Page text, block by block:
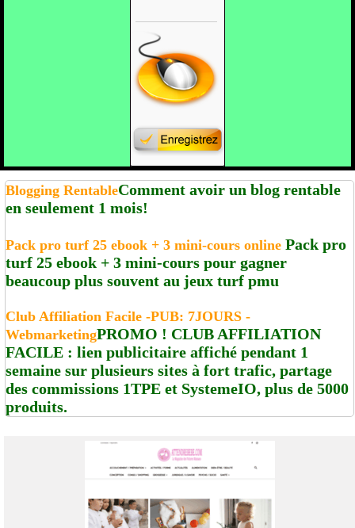
Blogging RentableComment avoir un blog rentable
en seulement 1 mois!
Pack pro turf 25 ebook + 3 mini-cours online Pack pro
turf 25 ebook + 3 mini-cours pour gagner
beaucoup plus souvent au jeux turf pmu
Club Affiliation Facile -PUB: 7JOURS -
WebmarketingPROMO ! CLUB AFFILIATION
FACILE : lien publicitaire affiché pendant 1
semaine sur plusieurs sites à fort trafic, partage
des commissions 1TPE et SystemeIO, plus de 5000
produits.